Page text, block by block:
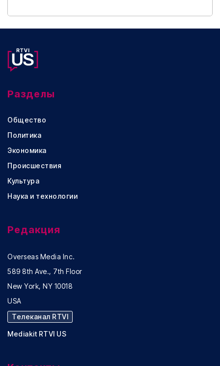
Разделы
Общество
Политика
Экономика
Происшествия
Культура
Наука и технологии
Редакция
Overseas Media Inc.
589 8th Ave., 7th Floor
New York, NY 10018
USA
Телеканал RTVI
Mediakit RTVI US